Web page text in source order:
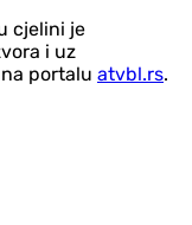
cjelini je
i uz
portalu atvbl.rs.